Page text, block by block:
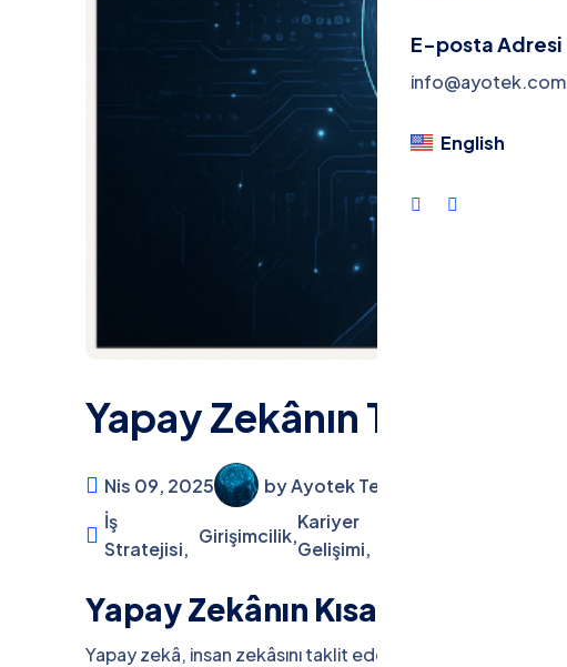
Makele &
İletişim
Dil
E-posta Adresi
info@ayotek.com
English
Yapay Zekânın Teknoloji
Nis 09, 2025
by Ayotek Teknoloji
İş
Stratejisi,
Girişimcilik,
Kariyer
Gelişimi,
Yapay Zekânın Kısa Tanımı
Yapay zekâ, insan zekâsını taklit eden sistemler